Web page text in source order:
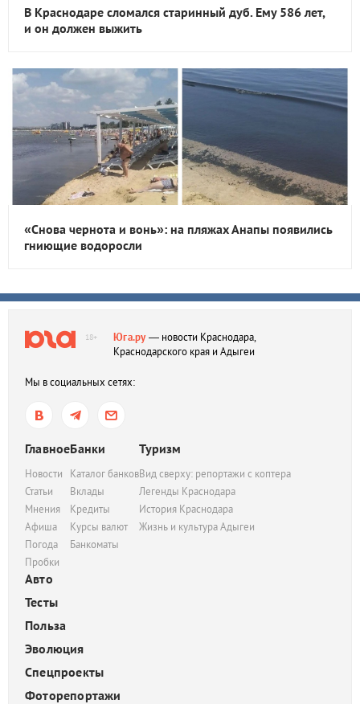
В Краснодаре сломался старинный дуб. Ему 586 лет,
и он должен выжить
«Снова чернота и вонь»: на пляжах Анапы появились
гниющие водоросли
18+ Юга.ру— новости Краснодара,
Краснодарского края и Адыгеи
Мы в социальных сетях:
Главное
Новости
Статьи
Мнения
Афиша
Погода
Пробки
Банки
Каталог банков
Вклады
Кредиты
Курсы валют
Банкоматы
Туризм
Вид сверху: репортажи с коптера
Легенды Краснодара
История Краснодара
Жизнь и культура Адыгеи
Авто
Тесты
Польза
Эволюция
Спецпроекты
Фоторепортажи